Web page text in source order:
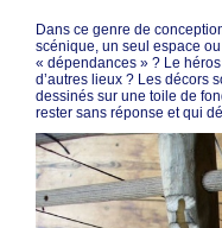
Dans ce genre de
scénique, un seul espace
« dépendances » ? Le
d’autres lieux ? Les décors
dessinés sur une toile de
rester sans réponse et qui